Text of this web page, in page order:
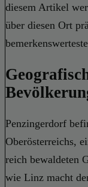
diesem Artikel
über diesen Ort
Penzingerdorf
Oberösterreichs,
reich bewaldeten
wie Linz macht